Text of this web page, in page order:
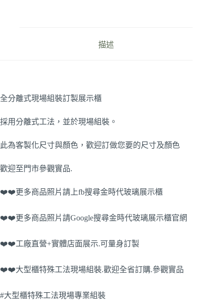
描述
全分離式現場組裝訂製展示櫃
採用分離式工法，並於現場組裝。
此為客製化尺寸與顏色，歡迎訂做您要的尺寸及顏色
歡迎至門市參觀實品.
❤️❤️更多商品照片請上fb搜尋金時代玻璃展示櫃
❤️❤️更多商品照片請Google搜尋金時代玻璃展示櫃官網
❤️❤️工廠直營+實體店面展示.可量身訂製
❤️❤️大型櫃特殊工法現場組裝.歡迎全省訂購.參觀實品
#大型櫃特殊工法現場專業組裝